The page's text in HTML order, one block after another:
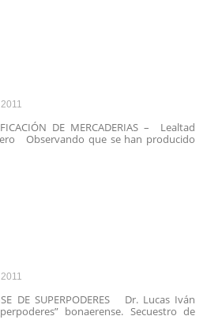
DE MERCADERIAS – Lealtad
Observando que se han producido
DE SUPERPODERES Dr. Lucas Iván
bonaerense. Secuestro de